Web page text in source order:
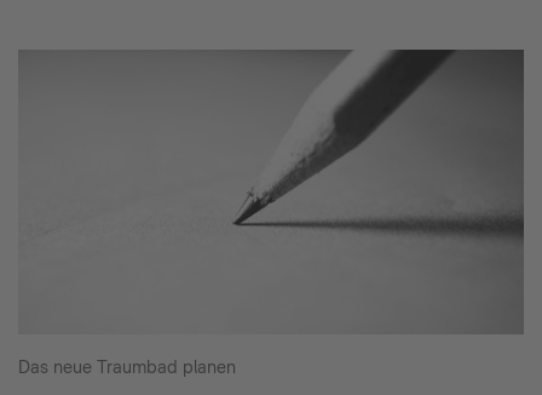
Das neue Traumbad planen